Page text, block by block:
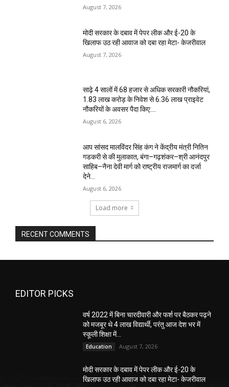
August 7, 2026
मोदी सरकार के दबाव में पेपर लीक और ई-20 के
खिलाफ उठ रही आवाज को दबा रहा मेटा- केजरीवाल
August 7, 2026
साढ़े 4 सालों में 68 हजार से अधिक सरकारी नौकरियां,
1.83 लाख करोड़ के निवेश से 6.36 लाख प्राइवेट
नौकरियों के अवसर पैदा किए:...
August 6, 2026
आप सांसद मालविंदर सिंह कंग ने केंद्रीय मंत्री नितिन
गडकरी से की मुलाकात, बंगा–गढ़शंकर–श्री आनंदपुर
साहिब–नैना देवी मार्ग को राष्ट्रीय राजमार्ग का दर्जा
देने...
August 6, 2026
Load more
RECENT COMMENTS
EDITOR PICKS
वर्ष 2022 में बिना चारदीवारी और फर्श पर बैठकर पढ़ने
को मजबूर थे 4 लाख विद्यार्थी, परंतु आज देश भर में
स्कूली शिक्षा में...
Education August 7, 2026
मोदी सरकार के दबाव में पेपर लीक और ई-20 के
खिलाफ उठ रही आवाज को दबा रहा मेटा- केजरीवाल